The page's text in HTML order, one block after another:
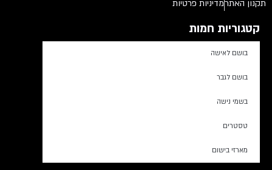
תקנון האתרמדיניות פרטיות
קטגוריות חמות
בושם לאישה
בושם לגבר
בשמי נישה
טסטרים
מארזי בישום